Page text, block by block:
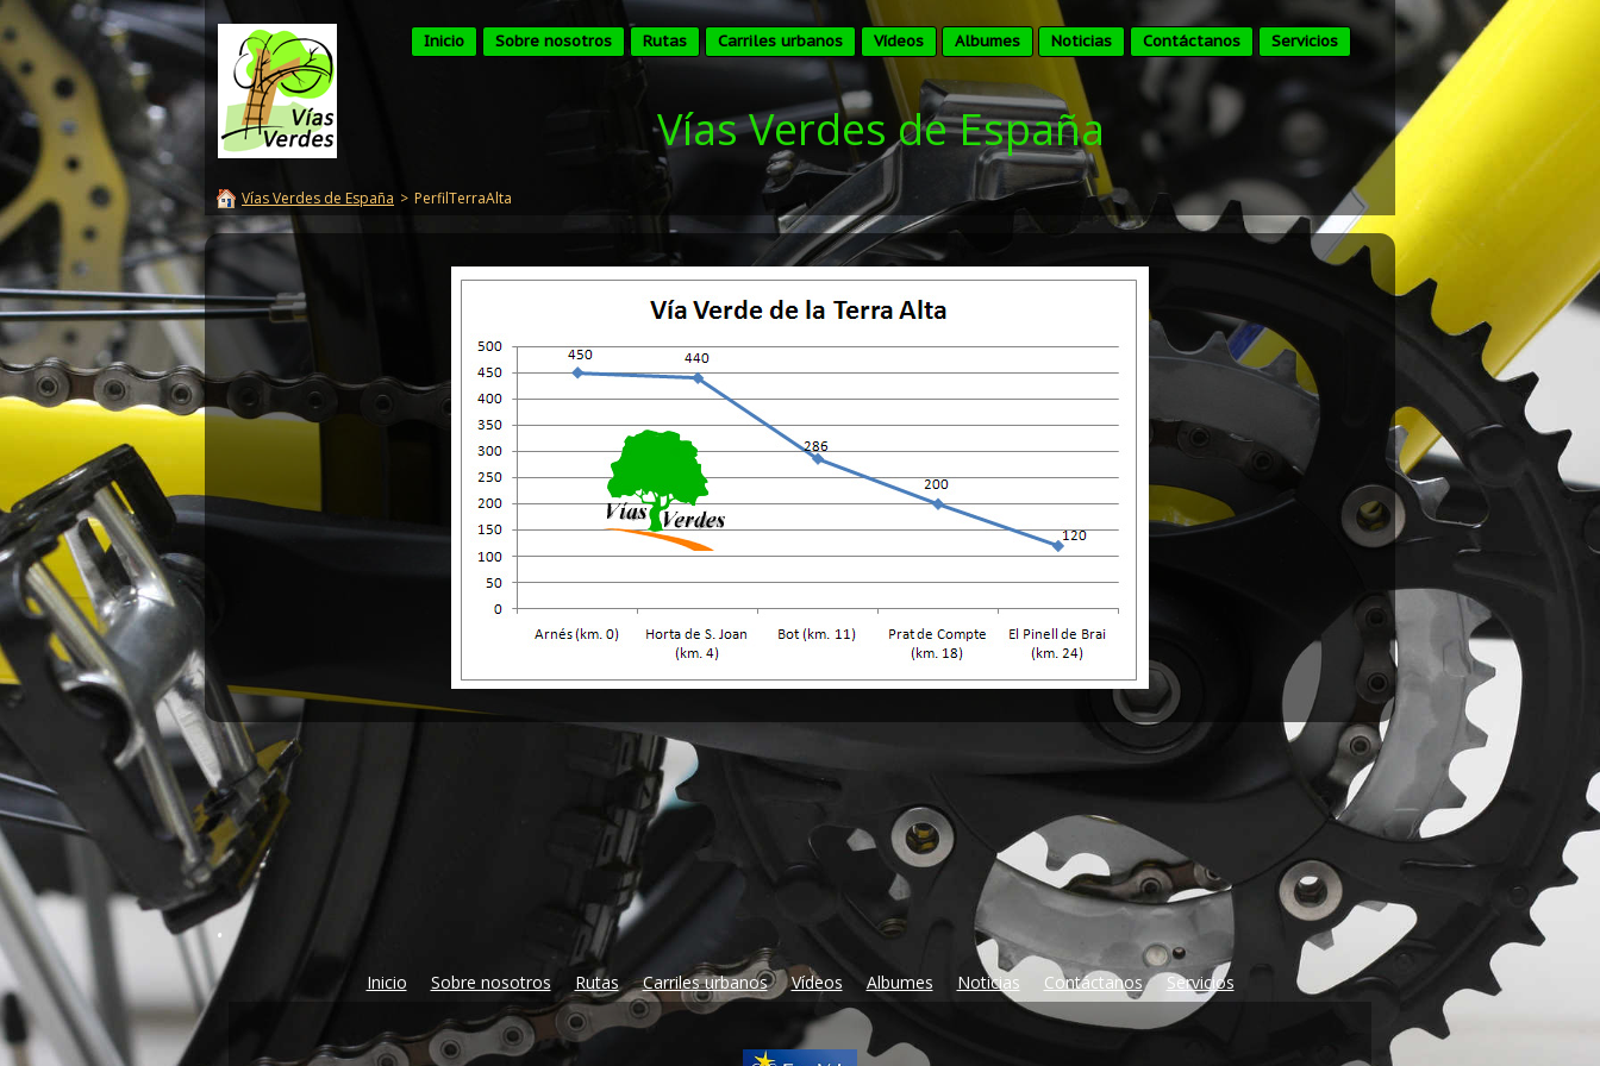
Inicio Sobre nosotros Rutas Carriles urbanos Vídeos Albumes Noticias Contáctanos Servicios
Vías Verdes de España
Vías Verdes de España > PerfilTerraAlta
.
Inicio Sobre nosotros Rutas Carriles urbanos Vídeos Albumes Noticias Contáctanos Servicios